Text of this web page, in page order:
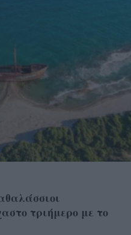
τριήμερο με το